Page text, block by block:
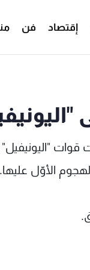
إقتصاد فن
"اليونيفيل"
الأوّل عليها.